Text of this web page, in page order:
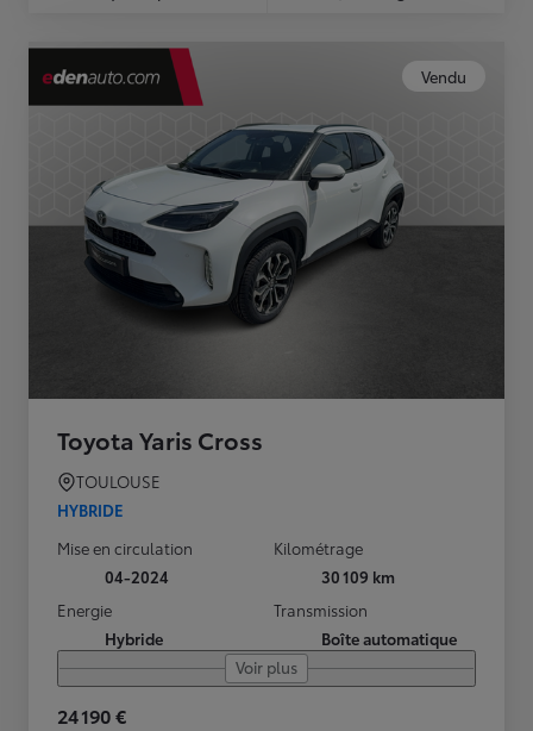
Vendu
Toyota Yaris Cross
TOULOUSE
HYBRIDE
Mise en circulation
04-2024
Kilométrage
30 109 km
Energie
Hybride
Transmission
Boîte automatique
Voir plus
24 190 €